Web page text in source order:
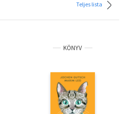
Teljes lista
KÖNYV